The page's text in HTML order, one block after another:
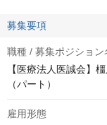
募集要項
職種 / 募集ポジション
【医療法人医誠会】
（パート）
雇用形態